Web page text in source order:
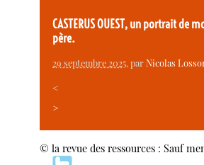
CASTERUS OUEST, un portrait de
père.
29 septembre 2025, parNicolas
<
>
© la revue des ressources : Sauf